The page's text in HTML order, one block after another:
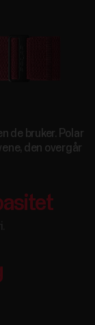
de bruker. Polar
den overgår